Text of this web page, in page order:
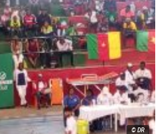
© DR